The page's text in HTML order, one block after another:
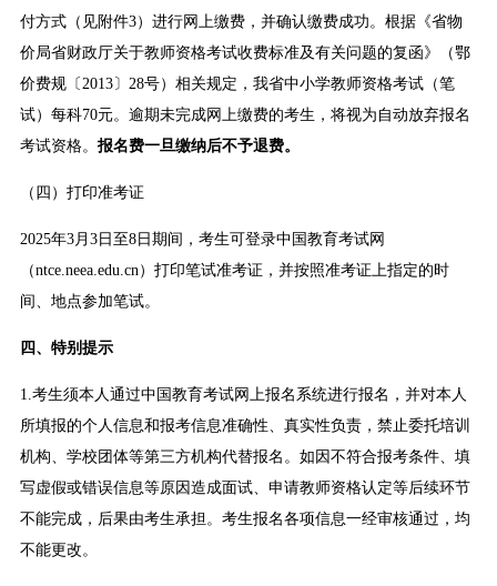
付方式（见附件3）进行网上缴费，并确认缴费成功。根据《省物
价局省财政厅关于教师资格考试收费标准及有关问题的复函》（鄂
价费规〔2013〕28号）相关规定，我省中小学教师资格考试（笔
试）每科70元。逾期未完成网上缴费的考生，将视为自动放弃报名
考试资格。 报名费一旦缴纳后不予退费。
（四）打印准考证
2025年3月3日至8日期间，考生可登录中国教育考试网
（ntce.neea.edu.cn）打印笔试准考证，并按照准考证上指定的时
间、地点参加笔试。
四、特别提示
1.考生须本人通过中国教育考试网上报名系统进行报名，并对本人
所填报的个人信息和报考信息准确性、真实性负责，禁止委托培训
机构、学校团体等第三方机构代替报名。如因不符合报考条件、填
写虚假或错误信息等原因造成面试、申请教师资格认定等后续环节
不能完成，后果由考生承担。考生报名各项信息一经审核通过，均
不能更改。